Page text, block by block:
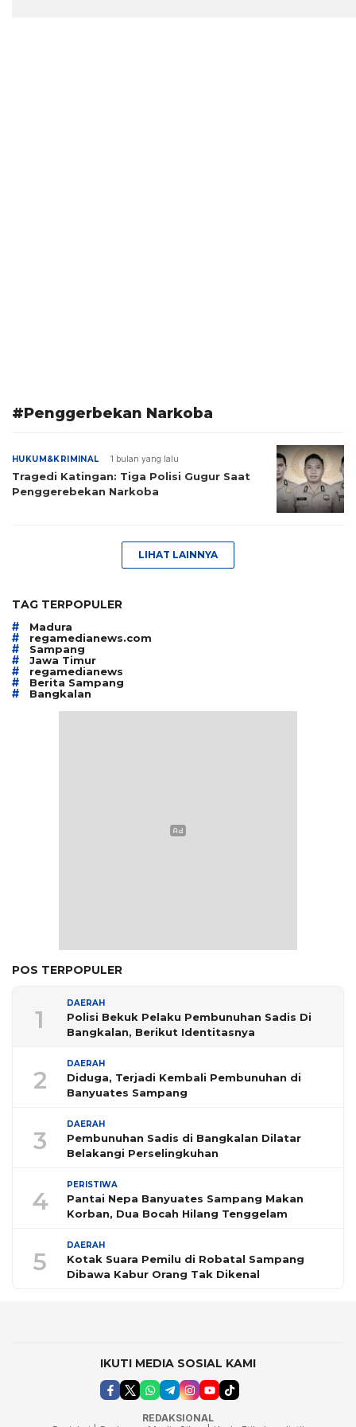
#Penggerbekan Narkoba
HUKUM&KRIMINAL 1 bulan yang lalu
Tragedi Katingan: Tiga Polisi Gugur Saat
Penggerebekan Narkoba
LIHAT LAINNYA
TAG TERPOPULER
# Madura
# regamedianews.com
# Sampang
# Jawa Timur
# regamedianews
# Berita Sampang
# Bangkalan
POS TERPOPULER
1
DAERAH
Polisi Bekuk Pelaku Pembunuhan Sadis Di
Bangkalan, Berikut Identitasnya
2
DAERAH
Diduga, Terjadi Kembali Pembunuhan di
Banyuates Sampang
3
DAERAH
Pembunuhan Sadis di Bangkalan Dilatar
Belakangi Perselingkuhan
4
PERISTIWA
Pantai Nepa Banyuates Sampang Makan
Korban, Dua Bocah Hilang Tenggelam
5
DAERAH
Kotak Suara Pemilu di Robatal Sampang
Dibawa Kabur Orang Tak Dikenal
IKUTI MEDIA SOSIAL KAMI
REDAKSIONAL